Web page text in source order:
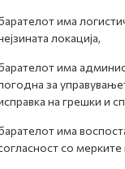
има
локација,
има
за
на грешки и
има
со мерките